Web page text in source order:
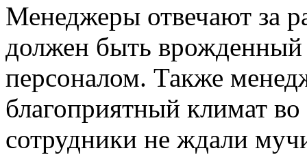
Менеджеры отвечают за
должен быть врожденный
персоналом. Также
благоприятный климат
сотрудники не ждали